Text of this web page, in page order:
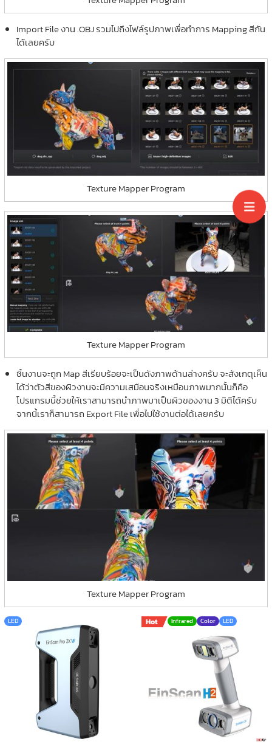
Import File งาน .OBJ รวมไปถึงไฟล์รูปภาพเพื่อทำการ Mapping สีกัน
ได้เลยครับ
Texture Mapper Program
Texture Mapper Program
ชิ้นงานจะถูก Map สีเรียบร้อยจะเป็นดังภาพด้านล่างครับ จะสังเกตุเห็น
ได้ว่าตัวสีของผิวงานจะมีความเสมือนจริงเหมือนภาพมากนั้นก็คือ
โปรแกรมนี้ช่วยให้เราสามารถนำภาพมาเป็นผิวของงาน 3 มิติได้ครับ
จากนี้เราก็สามารถ Export File เพื่อไปใช้งานต่อได้เลยครับ
Texture Mapper Program
LED Hot Infrared Color LED